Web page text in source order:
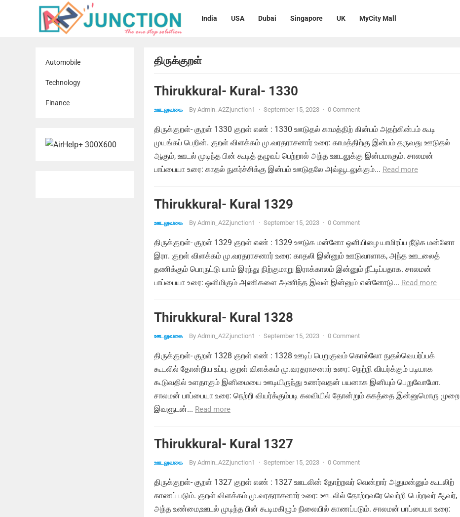
India USA Dubai Singapore UK MyCity Mall
Automobile
Technology
Finance
திருக்குறள்
Thirukkural- Kural- 1330
ஊடலுவகை By Admin_A2Zjunction1 · September 15, 2023 · 0 Comment
திருக்குறள்- குறள் 1330 குறள் எண் : 1330 ஊடுதல் காமத்திற் கின்பம் அதற்கின்பம் கூடி
முயங்கப் பெறின். குறள் விளக்கம் மு.வரதராசனார் உரை: காமத்திற்கு இன்பம் தருவது ஊடுதல்
ஆகும், ஊடல் முடிந்த பின் கூடித் தழுவப் பெற்றால் அந்த ஊடலுக்கு இன்பமாகும். சாலமன்
பாப்பையா உரை: காதல் நுகர்ச்சிக்கு இன்பம் ஊடுதலே அவ்வூடலுக்கும்... Read more
Thirukkural- Kural 1329
ஊடலுவகை By Admin_A2Zjunction1 · September 15, 2023 · 0 Comment
திருக்குறள்- குறள் 1329 குறள் எண் : 1329 ஊடுக மன்னோ ஒளியிழை யாமிரப்ப நீடுக மன்னோ
இரா. குறள் விளக்கம் மு.வரதராசனார் உரை: காதலி இன்னும் ஊடுவாளாக, அந்த ஊடலைத்
தணிக்கும் பொருட்டு யாம் இரந்து நிற்குமாறு இராக்காலம் இன்னும் நீட்டிப்பதாக. சாலமன்
பாப்பையா உரை: ஒளிமிகும் அணிகளை அணிந்த இவள் இன்னும் என்னோடு... Read more
Thirukkural- Kural 1328
ஊடலுவகை By Admin_A2Zjunction1 · September 15, 2023 · 0 Comment
திருக்குறள்- குறள் 1328 குறள் எண் : 1328 ஊடிப் பெறுகுவம் கொல்லோ நுதல்வெயர்ப்பக்
கூடலில் தோன்றிய உப்பு. குறள் விளக்கம் மு.வரதராசனார் உரை: நெற்றி வியர்க்கும் படியாக
கூடுவதில் உளதாகும் இனிமையை ஊடியிருந்து உணர்வதன் பயனாக இனியும் பெறுவோமோ.
சாலமன் பாப்பையா உரை: நெற்றி வியர்க்கும்படி கலவியில் தோன்றும் சுகத்தை இன்னுமொரு முறை
இவளுடன்... Read more
Thirukkural- Kural 1327
ஊடலுவகை By Admin_A2Zjunction1 · September 15, 2023 · 0 Comment
திருக்குறள்- குறள் 1327 குறள் எண் : 1327 ஊடலின் தோற்றவர் வென்றார் அதுமன்னும் கூடலிற்
காணப் படும். குறள் விளக்கம் மு.வரதராசனார் உரை: ஊடலில் தோற்றவரே வெற்றி பெற்றவர் ஆவர்,
அந்த உண்மை,ஊடல் முடிந்த பின் கூடிமகிழும் நிலையில் காணப்படும். சாலமன் பாப்பையா உரை: